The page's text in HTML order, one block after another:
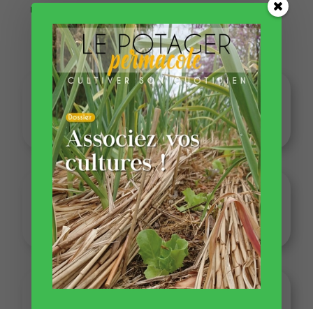
réponse !
Où sont mes numéros et
comment y accéder ?
Quand est-ce que mon
abonnement prend effet ?